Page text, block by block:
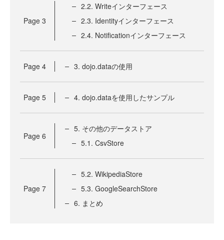
Page 3
2.2. Writeインターフェース
2.3. Identityインターフェース
2.4. Notificationインターフェース
Page 4 3. dojo.dataの使用
Page 5 4. dojo.dataを使用したサンプル
Page 6
5. その他のデータストア
5.1. CsvStore
Page 7
5.2. WikipediaStore
5.3. GoogleSearchStore
6. まとめ